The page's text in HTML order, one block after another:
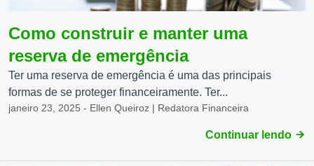
Como construir e manter uma
reserva de emergência
Ter uma reserva de emergência é uma das principais
formas de se proteger financeiramente. Ter...
janeiro 23, 2025 - Ellen Queiroz | Redatora Financeira
Continuar lendo